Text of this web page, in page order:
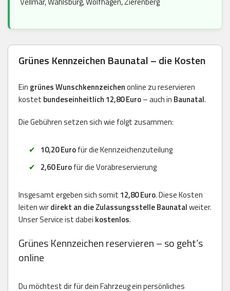
Grünes Kennzeichen Baunatal – die Kosten
Ein grünes Wunschkennzeichenonline zu reservieren
kostet bundeseinheitlich 12,80 Euro– auch in Baunatal.
Die Gebühren setzen sich wie folgt zusammen:
10,20 Eurofür die Kennzeichenzuteilung
2,60 Eurofür die Vorabreservierung
Insgesamt ergeben sich somit 12,80 Euro. Diese Kosten
leiten wirdirekt an die Zulassungsstelle Baunatalweiter.
Unser Service ist dabei kostenlos.
Grünes Kennzeichen reservieren – so geht’s
online
Du möchtest dir für dein Fahrzeug ein persönliches